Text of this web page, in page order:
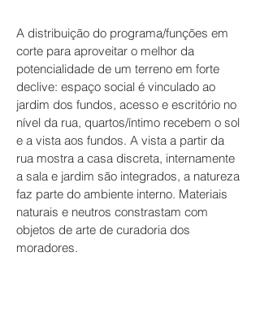
A distribuição do programa/funções em
corte para aproveitar o melhor da
potencialidade de um terreno em forte
declive: espaço social é vinculado ao
jardim dos fundos, acesso e escritório no
nível da rua, quartos/íntimo recebem o sol
e a vista aos fundos. A vista a partir da
rua mostra a casa discreta, internamente
a sala e jardim são integrados, a natureza
faz parte do ambiente interno. Materiais
naturais e neutros constrastam com
objetos de arte de curadoria dos
moradores.